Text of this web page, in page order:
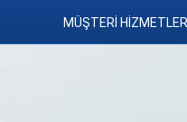
MÜŞTERİ HİZMETLERİ